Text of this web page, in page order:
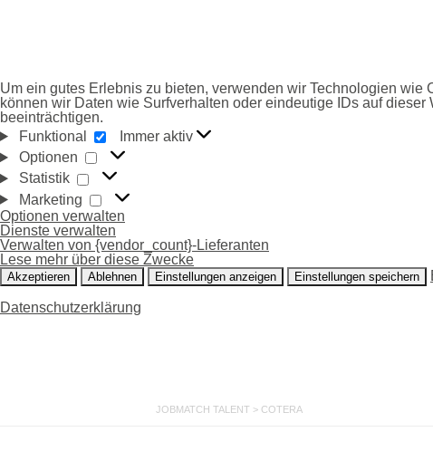
Um ein gutes Erlebnis zu bieten, verwenden wir Technologien
können wir Daten wie Surfverhalten oder eindeutige IDs auf
beeinträchtigen.
Funktional
Immer aktiv
Optionen
OPTIONEN
Statistik
STATISTIK
Marketing
MARKETING
Optionen verwalten
Dienste verwalten
Verwalten von {vendor_count}-Lieferanten
Lese mehr über diese Zwecke
Akzeptieren Ablehnen Einstellungen anzeigen Einstellungen speichern
Datenschutzerklärung
JOBMATCH TALENT > COTERA